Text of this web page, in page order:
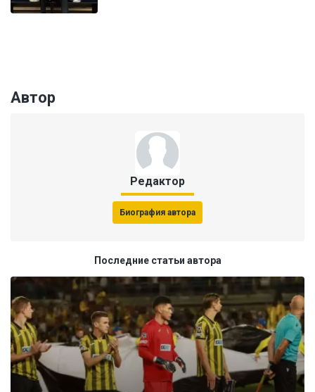
Автор
Редактор
Биография автора
Последние статьи автора